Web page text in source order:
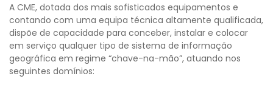
A CME, dotada dos mais sofisticados equipamentos e
contando com uma equipa técnica altamente qualificada,
dispõe de capacidade para conceber, instalar e colocar
em serviço qualquer tipo de sistema de informação
geográfica em regime “chave-na-mão”, atuando nos
seguintes domínios: